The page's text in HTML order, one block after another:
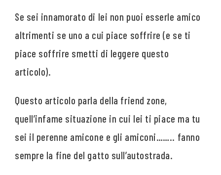
Se sei innamorato di lei non puoi esserle amico
altrimenti se uno a cui piace soffrire (e se ti
piace soffrire smetti di leggere questo
articolo).
Questo articolo parla della friend zone,
quell’infame situazione in cui lei ti piace ma tu
sei il perenne amicone e gli amiconi…….. fanno
sempre la fine del gatto sull’autostrada.